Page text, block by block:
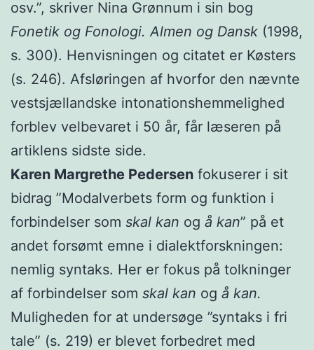
osv.”, skriver Nina Grønnum i sin bog
Fonetik og Fonologi. Almen og Dansk (1998,
s. 300). Henvisningen og citatet er Køsters
(s. 246). Afsløringen af hvorfor den nævnte
vestsjællandske intonationshemmelighed
forblev velbevaret i 50 år, får læseren på
artiklens sidste side.
Karen Margrethe Pedersen fokuserer i sit
bidrag ”Modalverbets form og funktion i
forbindelser som skal kan og å kan” på et
andet forsømt emne i dialektforskningen:
nemlig syntaks. Her er fokus på tolkninger
af forbindelser som skal kan og å kan.
Muligheden for at undersøge ”syntaks i fri
tale” (s. 219) er blevet forbedret med